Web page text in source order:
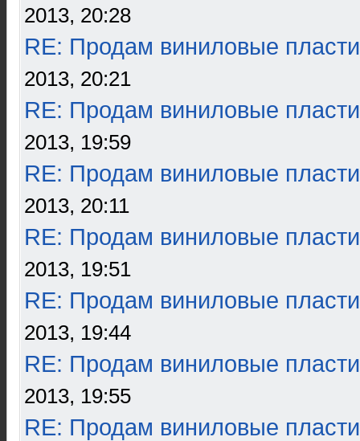
2013, 20:28
RE: Продам виниловые
2013, 20:21
RE: Продам виниловые
2013, 19:59
RE: Продам виниловые
2013, 20:11
RE: Продам виниловые
2013, 19:51
RE: Продам виниловые
2013, 19:44
RE: Продам виниловые
2013, 19:55
RE: Продам виниловые